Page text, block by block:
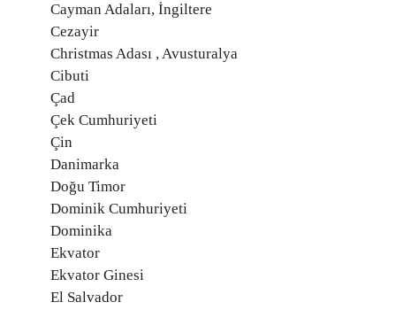
Cayman Adaları, İngiltere
Cezayir
Christmas Adası , Avusturalya
Cibuti
Çad
Çek Cumhuriyeti
Çin
Danimarka
Doğu Timor
Dominik Cumhuriyeti
Dominika
Ekvator
Ekvator Ginesi
El Salvador